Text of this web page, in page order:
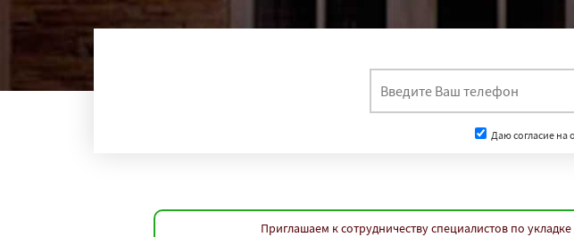
Даю согласие на
Приглашаем к сотрудничеству специалистов по